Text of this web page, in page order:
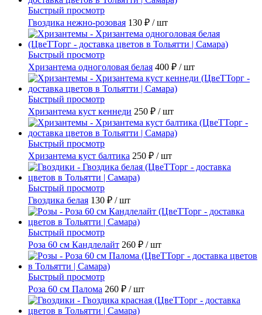
Быстрый просмотр
Гвоздика нежно-розовая 130 ₽ / шт
Быстрый просмотр
Хризантема одноголовая белая 400 ₽ / шт
Быстрый просмотр
Хризантема куст кеннеди 250 ₽ / шт
Быстрый просмотр
Хризантема куст балтика 250 ₽ / шт
Быстрый просмотр
Гвоздика белая 130 ₽ / шт
Быстрый просмотр
Роза 60 см Кандлелайт 260 ₽ / шт
Быстрый просмотр
Роза 60 см Палома 260 ₽ / шт